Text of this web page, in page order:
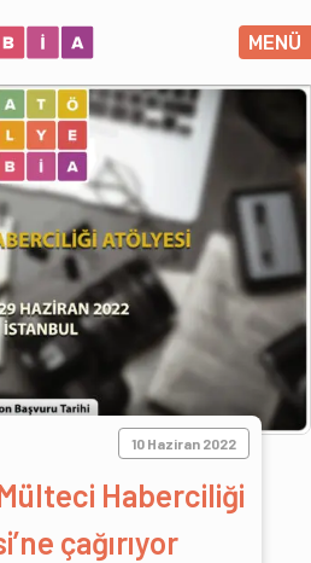
MENÜ
10 Haziran 2022
Haberciliği
çağırıyor